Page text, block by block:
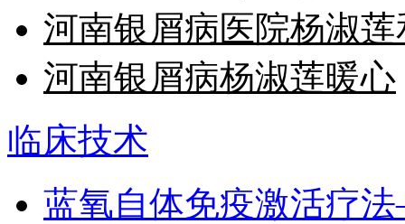
河南银屑病医院杨淑莲
河南银屑病杨淑莲暖心
临床技术
蓝氧自体免疫激活疗